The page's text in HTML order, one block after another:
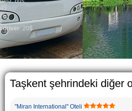
Taşkent şehrindeki diğer
"Miran International" Oteli